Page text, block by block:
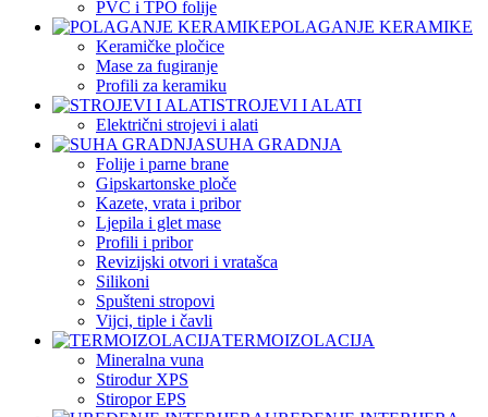
PVC i TPO folije
POLAGANJE KERAMIKE
Keramičke pločice
Mase za fugiranje
Profili za keramiku
STROJEVI I ALATI
Električni strojevi i alati
SUHA GRADNJA
Folije i parne brane
Gipskartonske ploče
Kazete, vrata i pribor
Ljepila i glet mase
Profili i pribor
Revizijski otvori i vratašca
Silikoni
Spušteni stropovi
Vijci, tiple i čavli
TERMOIZOLACIJA
Mineralna vuna
Stirodur XPS
Stiropor EPS